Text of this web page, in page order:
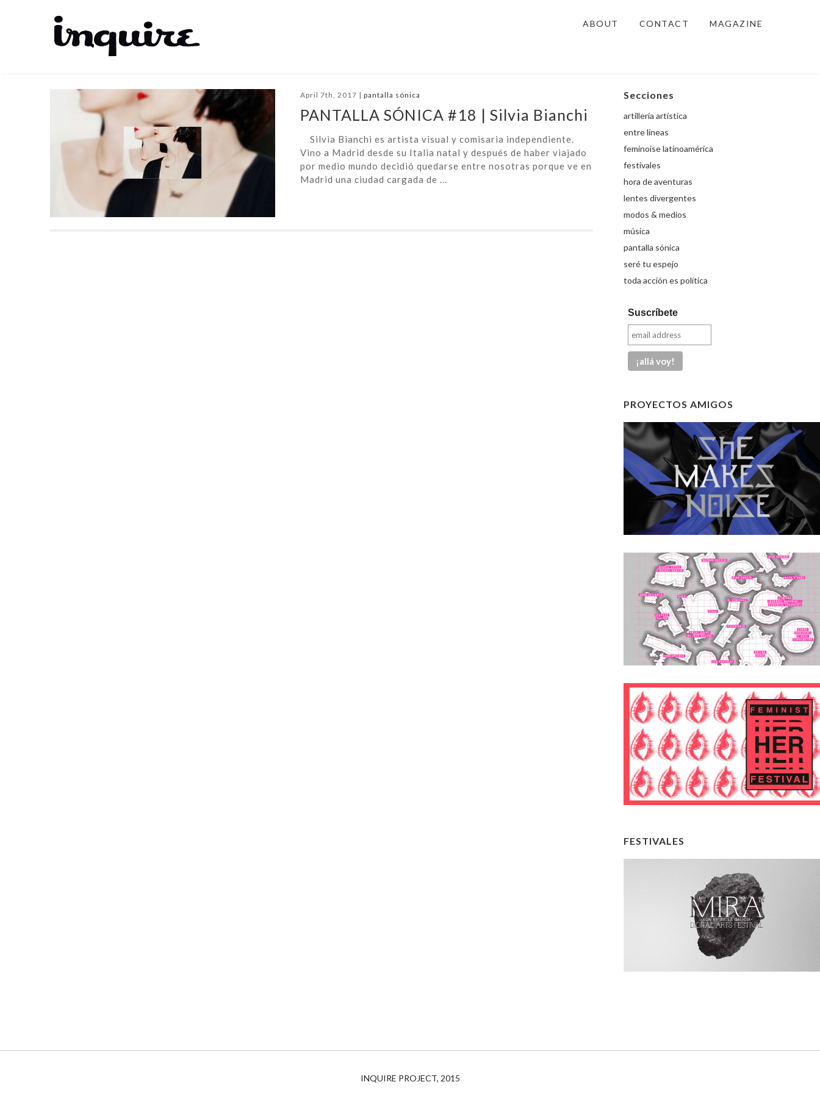
ABOUT CONTACT MAGAZINE
April 7th, 2017 | pantalla sónica
PANTALLA SÓNICA #18 | Silvia Bianchi
Silvia Bianchi es artista visual y comisaria independiente.
Vino a Madrid desde su Italia natal y después de haber viajado
por medio mundo decidió quedarse entre nosotras porque ve en
Madrid una ciudad cargada de ...
Secciones
artillería artística
entre líneas
feminoise latinoamérica
festivales
hora de aventuras
lentes divergentes
modos & medios
música
pantalla sónica
seré tu espejo
toda acción es política
Suscríbete
PROYECTOS AMIGOS
FESTIVALES
INQUIRE PROJECT, 2015